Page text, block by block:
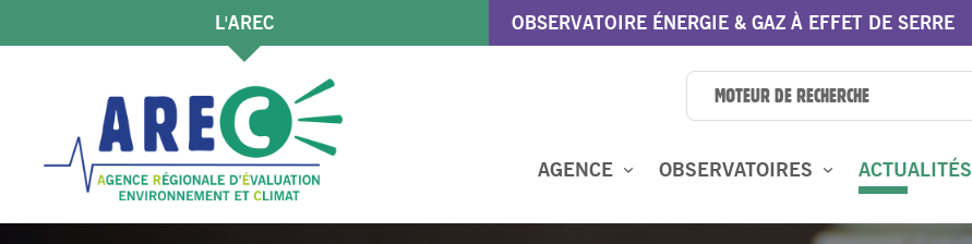
L'AREC OBSERVATOIRE ÉNERGIE & GAZ À EFFET DE SERRE
AGENCE OBSERVATOIRES ACTUALITÉS